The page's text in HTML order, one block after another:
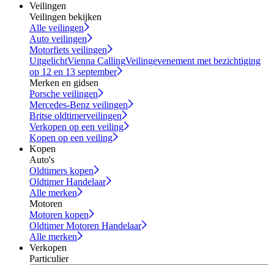
Veilingen
Veilingen bekijken
Alle veilingen
Auto veilingen
Motorfiets veilingen
UitgelichtVienna CallingVeilingevenement met bezichtiging
op 12 en 13 september
Merken en gidsen
Porsche veilingen
Mercedes-Benz veilingen
Britse oldtimerveilingen
Verkopen op een veiling
Kopen op een veiling
Kopen
Auto's
Oldtimers kopen
Oldtimer Handelaar
Alle merken
Motoren
Motoren kopen
Oldtimer Motoren Handelaar
Alle merken
Verkopen
Particulier